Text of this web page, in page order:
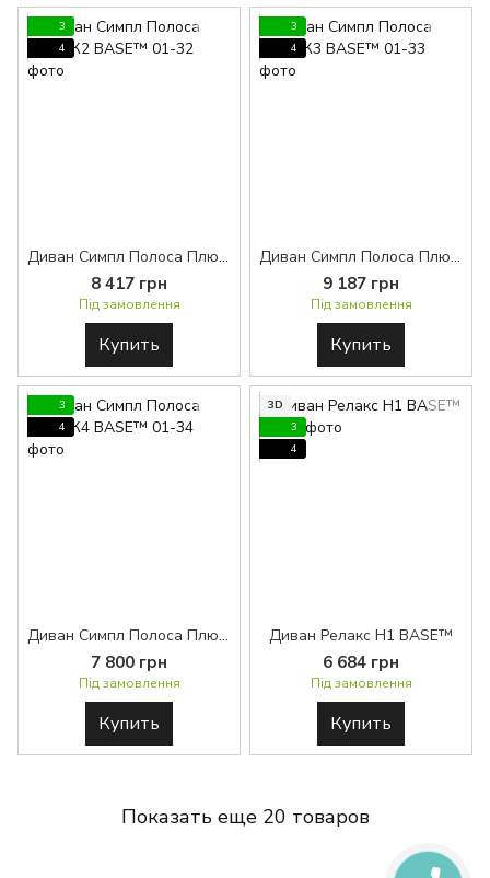
3
4
Диван Симпл Полоса Плюс К2 BASE™
8 417 грн
Під замовлення
Купить
3
4
Диван Симпл Полоса Плюс К3 BASE™
9 187 грн
Під замовлення
Купить
3
4
Диван Симпл Полоса Плюс К4 BASE™
7 800 грн
Під замовлення
Купить
3D
3
4
Диван Релакс H1 BASE™
6 684 грн
Під замовлення
Купить
Показать еще 20 товаров